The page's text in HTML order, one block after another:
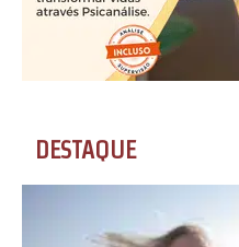
DESTAQUE